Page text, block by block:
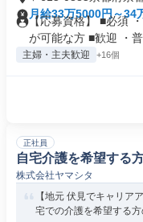
町
月給33万5000円～34
【応募資格】 ■必須
が可能な方 ■歓迎 ・普
主婦・主夫歓迎 +16個
正社員
自宅介護を希望する
株式会社ヤマシタ
【地元 伏見でキャリア
宅での介護を希望する